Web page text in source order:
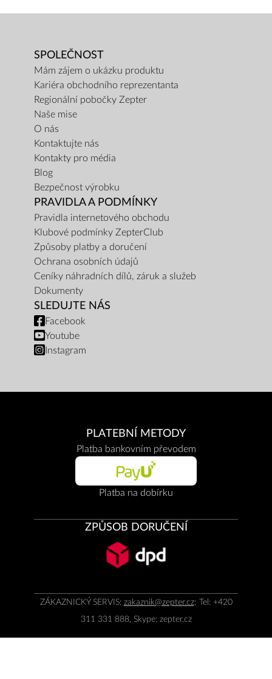
SPOLEČNOST
Mám zájem o ukázku produktu
Kariéra obchodního reprezentanta
Regionální pobočky Zepter
Naše mise
O nás
Kontaktujte nás
Kontakty pro média
Blog
Bezpečnost výrobku
PRAVIDLA A PODMÍNKY
Pravidla internetového obchodu
Klubové podmínky ZepterClub
Způsoby platby a doručení
Ochrana osobních údajů
Ceníky náhradních dílů, záruk a služeb
Dokumenty
SLEDUJTE NÁS
Facebook
Youtube
Instagram
PLATEBNÍ METODY
Platba bankovním převodem
Platba na dobírku
ZPŮSOB DORUČENÍ
ZÁKAZNICKÝ SERVIS: zakaznik@zepter.cz; Tel: +420
311 331 888, Skype: zepter.cz